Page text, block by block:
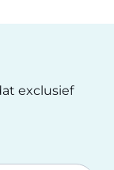
exclusief